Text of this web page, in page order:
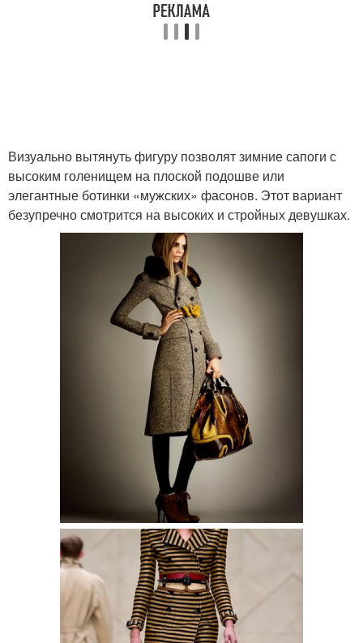
Визуально вытянуть фигуру позволят зимние сапоги с
высоким голенищем на плоской подошве или
элегантные ботинки «мужских» фасонов. Этот вариант
безупречно смотрится на высоких и стройных девушках.